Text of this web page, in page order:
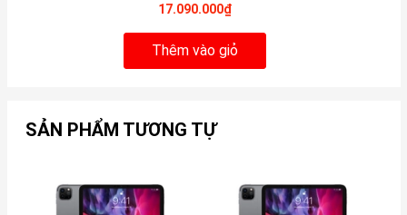
17.090.000₫
Thêm vào giỏ
SẢN PHẨM TƯƠNG TỰ